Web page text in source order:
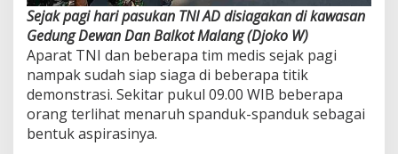
G
T
E
R
P
A
N
T
A
Sejak pagi hari pasukan TNI AD disiagakan di kawasan
Gedung Dewan Dan Balkot Malang (Djoko W)
Aparat TNI dan beberapa tim medis sejak pagi
nampak sudah siap siaga di beberapa titik
demonstrasi. Sekitar pukul 09.00 WIB beberapa
orang terlihat menaruh spanduk-spanduk sebagai
bentuk aspirasinya.